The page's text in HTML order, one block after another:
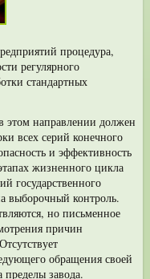
процедура,
регулярного
стандартных
этом направлении должен
всех серий конечного
и эффективность
жизненного цикла
государственного
выборочный конт­роль.
но письменное
причин
обра­щения своей
завода.